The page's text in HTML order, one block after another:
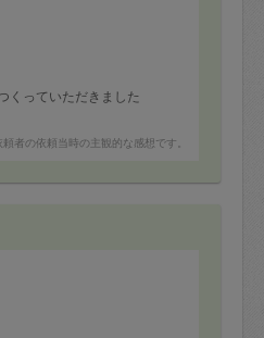
くっていただきました
頼者の依頼当時の主観的な感想です。